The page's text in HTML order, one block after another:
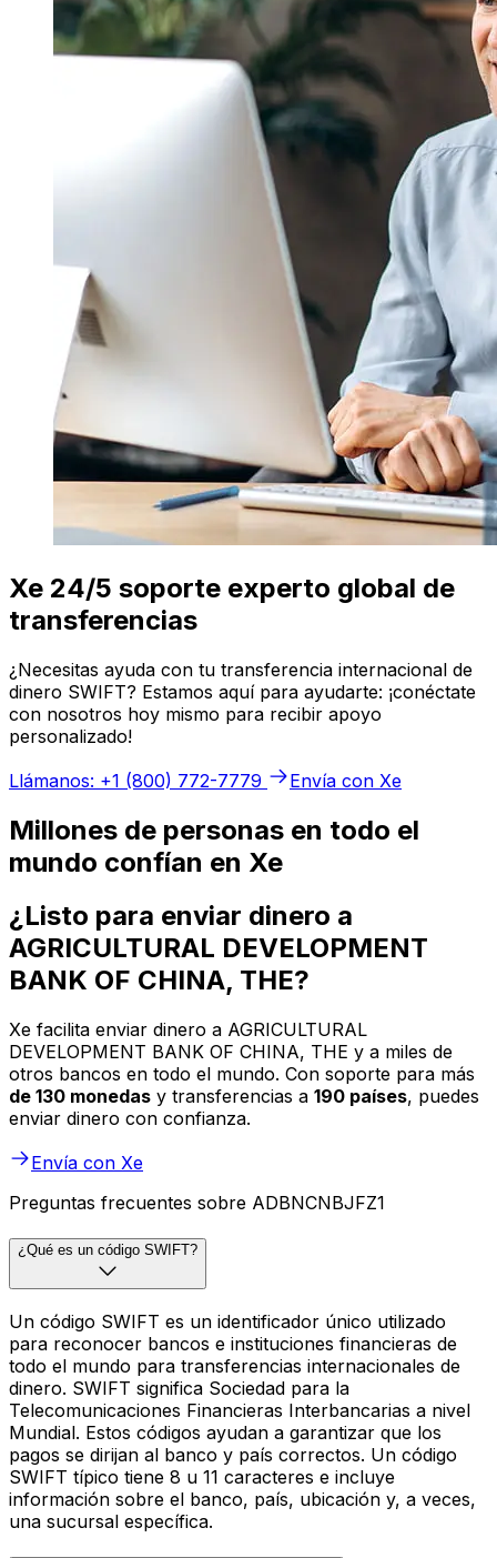
Xe 24/5 soporte experto global de
transferencias
¿Necesitas ayuda con tu transferencia internacional de
dinero SWIFT? Estamos aquí para ayudarte: ¡conéctate
con nosotros hoy mismo para recibir apoyo
personalizado!
Llámanos: +1 (800) 772-7779
Envía con Xe
Millones de personas en todo el
mundo confían en Xe
¿Listo para enviar dinero a
AGRICULTURAL DEVELOPMENT
BANK OF CHINA, THE?
Xe facilita enviar dinero a AGRICULTURAL
DEVELOPMENT BANK OF CHINA, THE y a miles de
otros bancos en todo el mundo. Con soporte para más
de 130 monedas y transferencias a 190 países, puedes
enviar dinero con confianza.
Envía con Xe
Preguntas frecuentes sobre ADBNCNBJFZ1
¿Qué es un código SWIFT?
Un código SWIFT es un identificador único utilizado
para reconocer bancos e instituciones financieras de
todo el mundo para transferencias internacionales de
dinero. SWIFT significa Sociedad para la
Telecomunicaciones Financieras Interbancarias a nivel
Mundial. Estos códigos ayudan a garantizar que los
pagos se dirijan al banco y país correctos. Un código
SWIFT típico tiene 8 u 11 caracteres e incluye
información sobre el banco, país, ubicación y, a veces,
una sucursal específica.